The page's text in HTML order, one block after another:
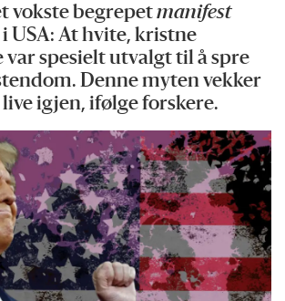
vokste begrepetmanifest
USA: At hvite, kristne
var spesielt utvalgt til å spre
Denne myten vekker
igjen, ifølge forskere.